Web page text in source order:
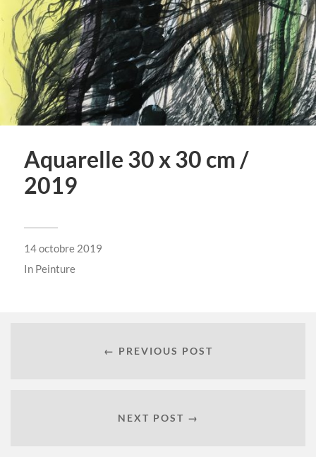
Aquarelle 30 x 30 cm /
2019
14 octobre 2019
In Peinture
← PREVIOUS POST
NEXT POST →